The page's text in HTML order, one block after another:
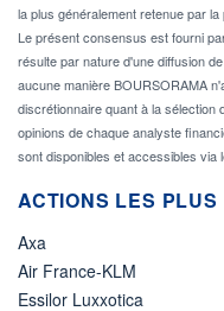
la plus généralement retenue par
Le présent consensus est fourni
résulte par nature d'une diffusion
aucune manière BOURSORAMA
discrétionnaire quant à la
opinions de chaque analyste
sont disponibles et accessibles via
ACTIONS LES
Axa
Air France-KLM
Essilor Luxxotica